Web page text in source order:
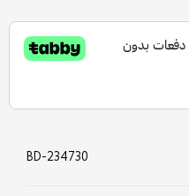
BD-234730